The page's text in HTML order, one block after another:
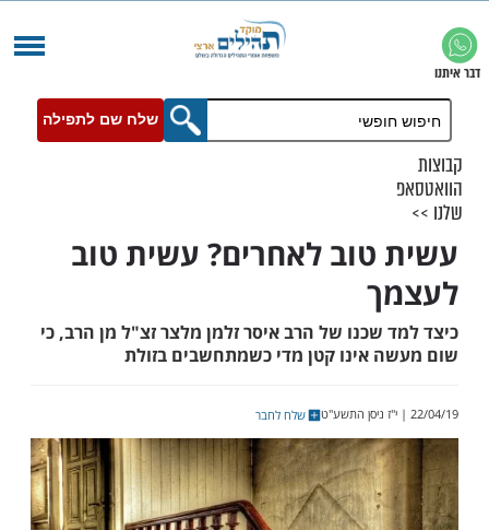
שלח שם לתפילה
לאחרים? עשית טוב
של הרב איסר זלמן מלצר זצ"ל מן הרב, כי
אינו קטן מדי כשמתחשבים בזולת
שלח לחבר